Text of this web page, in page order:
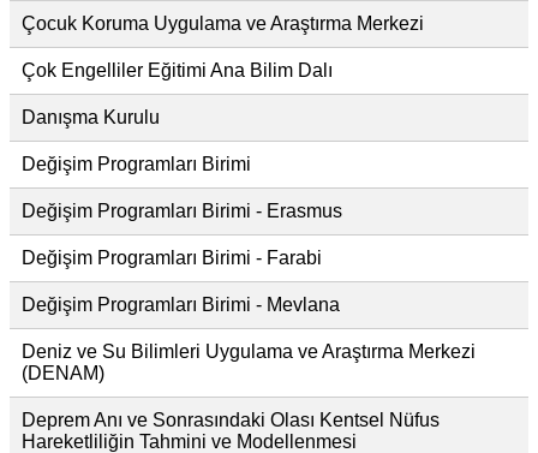
Çocuk Koruma Uygulama ve Araştırma Merkezi
Çok Engelliler Eğitimi Ana Bilim Dalı
Danışma Kurulu
Değişim Programları Birimi
Değişim Programları Birimi - Erasmus
Değişim Programları Birimi - Farabi
Değişim Programları Birimi - Mevlana
Deniz ve Su Bilimleri Uygulama ve Araştırma Merkezi
(DENAM)
Deprem Anı ve Sonrasındaki Olası Kentsel Nüfus
Hareketliliğin Tahmini ve Modellenmesi